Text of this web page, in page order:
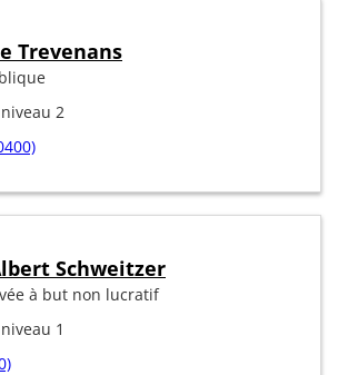
Trevenans
2
Schweitzer
à but non lucratif
1